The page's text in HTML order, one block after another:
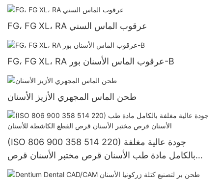
FG، FG XL، RA عرقوب الماس السني
FG، FG XL، RA عرقوب الماس الأسنان بور-B
طحن الماس المجهري الأزيز الأسنان
(ISO 806 900 358 514 220) جودة عالية مغلفة
بالكامل مادة طب الأسنان قرص مختبر الأسنان قرص
القطع الكاشطة للأسنان